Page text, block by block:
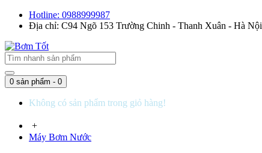
Hotline: 0988999987
Địa chỉ: C94 Ngõ 153 Trường Chinh - Thanh Xuân - Hà Nội
0 sản phẩm - 0
Không có sản phẩm trong giỏ hàng!
+
Máy Bơm Nước